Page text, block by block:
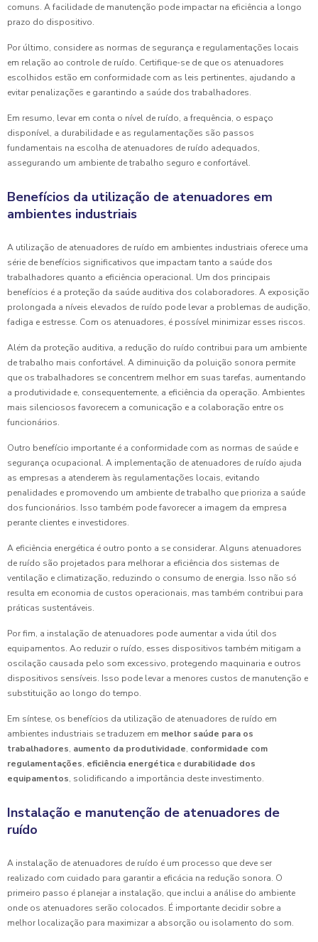
comuns. A facilidade de manutenção pode impactar na eficiência a longo
prazo do dispositivo.
Por último, considere as normas de segurança e regulamentações locais
em relação ao controle de ruído. Certifique-se de que os atenuadores
escolhidos estão em conformidade com as leis pertinentes, ajudando a
evitar penalizações e garantindo a saúde dos trabalhadores.
Em resumo, levar em conta o nível de ruído, a frequência, o espaço
disponível, a durabilidade e as regulamentações são passos
fundamentais na escolha de atenuadores de ruído adequados,
assegurando um ambiente de trabalho seguro e confortável.
Benefícios da utilização de atenuadores em
ambientes industriais
A utilização de atenuadores de ruído em ambientes industriais oferece uma
série de benefícios significativos que impactam tanto a saúde dos
trabalhadores quanto a eficiência operacional. Um dos principais
benefícios é a proteção da saúde auditiva dos colaboradores. A exposição
prolongada a níveis elevados de ruído pode levar a problemas de audição,
fadiga e estresse. Com os atenuadores, é possível minimizar esses riscos.
Além da proteção auditiva, a redução do ruído contribui para um ambiente
de trabalho mais confortável. A diminuição da poluição sonora permite
que os trabalhadores se concentrem melhor em suas tarefas, aumentando
a produtividade e, consequentemente, a eficiência da operação. Ambientes
mais silenciosos favorecem a comunicação e a colaboração entre os
funcionários.
Outro benefício importante é a conformidade com as normas de saúde e
segurança ocupacional. A implementação de atenuadores de ruído ajuda
as empresas a atenderem às regulamentações locais, evitando
penalidades e promovendo um ambiente de trabalho que prioriza a saúde
dos funcionários. Isso também pode favorecer a imagem da empresa
perante clientes e investidores.
A eficiência energética é outro ponto a se considerar. Alguns atenuadores
de ruído são projetados para melhorar a eficiência dos sistemas de
ventilação e climatização, reduzindo o consumo de energia. Isso não só
resulta em economia de custos operacionais, mas também contribui para
práticas sustentáveis.
Por fim, a instalação de atenuadores pode aumentar a vida útil dos
equipamentos. Ao reduzir o ruído, esses dispositivos também mitigam a
oscilação causada pelo som excessivo, protegendo maquinaria e outros
dispositivos sensíveis. Isso pode levar a menores custos de manutenção e
substituição ao longo do tempo.
Em síntese, os benefícios da utilização de atenuadores de ruído em
ambientes industriais se traduzem em melhor saúde para os
trabalhadores, aumento da produtividade, conformidade com
regulamentações, eficiência energética e durabilidade dos
equipamentos, solidificando a importância deste investimento.
Instalação e manutenção de atenuadores de
ruído
A instalação de atenuadores de ruído é um processo que deve ser
realizado com cuidado para garantir a eficácia na redução sonora. O
primeiro passo é planejar a instalação, que inclui a análise do ambiente
onde os atenuadores serão colocados. É importante decidir sobre a
melhor localização para maximizar a absorção ou isolamento do som.